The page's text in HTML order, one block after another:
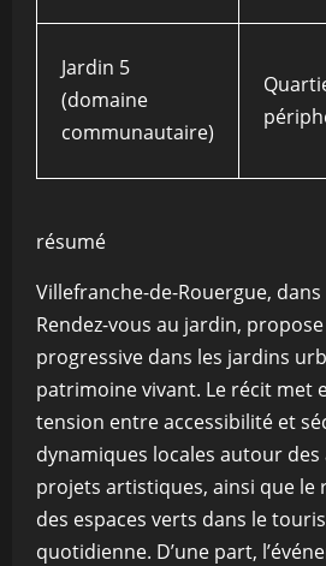
Jardin 5
(domaine
communautaire)
résumé
Villefranche-de-Rouergue,
Rendez-vous au jardin,
progressive dans les jardins
patrimoine vivant. Le récit met
tension entre accessibilité et
dynamiques locales autour
projets artistiques, ainsi que le
des espaces verts dans le
quotidienne. D’une part,